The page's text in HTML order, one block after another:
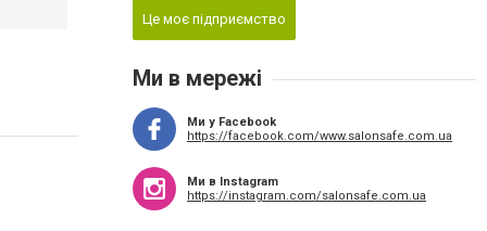
Це моє підприємство
Ми в мережі
Ми у Facebook
https://facebook.com/www.salonsafe.com.ua
Ми в Instagram
https://instagram.com/salonsafe.com.ua